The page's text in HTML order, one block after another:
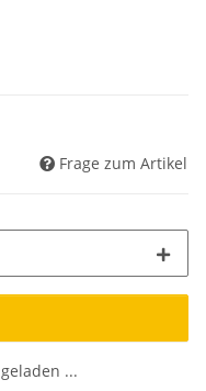
Frage zum Artikel
...